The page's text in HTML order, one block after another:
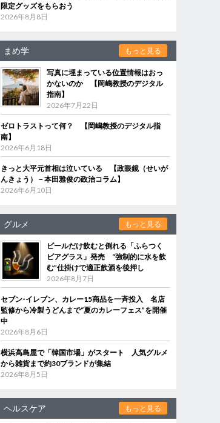
限定グッズをもらおう
2026年8月8日
まめ学 もっと見る
写真に埋まっている位置情報はおっ
かないのか 【岡嶋教授のデジタル
指南】
2026年7月22日
ゼロトラストって何？ 【岡嶋教授のデジタル指
南】
2026年6月18日
きっと大平元首相は泣いている 【政眼鏡（せいが
んきょう）－本田雅俊の政治コラム】
2026年6月10日
グルメ もっと見る
ビールだけ飲むと倒れる「ふらつく
ビアグラス」発売 “強制的に水を飲
む”仕掛けで適正飲酒を後押し
2026年8月7日
セブン‐イレブン、カレー15商品を一斉投入 名店
監修から冷製うどんまで“夏のカレーフェス”を開催
中
2026年8月6日
横浜高島屋で「韓国市場」がスタート 人気グルメ
から雑貨まで約30ブランドが集結
2026年8月5日
ヘルスケア もっと見る